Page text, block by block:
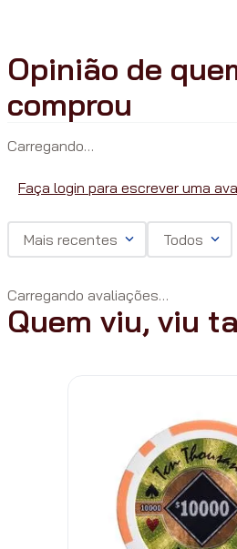
Carregando…
Faça login para escrever uma
Mais recentes Todos
Carregando avaliações…
Quem viu, viu